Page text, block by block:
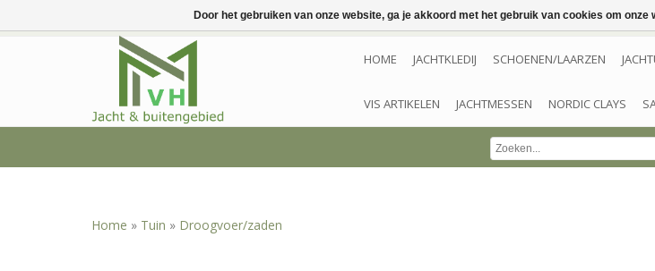
HOME JACHTKLEDIJ SCHOENEN/LAARZEN
VIS ARTIKELEN JACHTMESSEN NORDIC CLAYS
Home » Tuin » Droogvoer/zaden
Door het gebruiken van onze website, ga je akkoord met het gebruik van cookies om onze